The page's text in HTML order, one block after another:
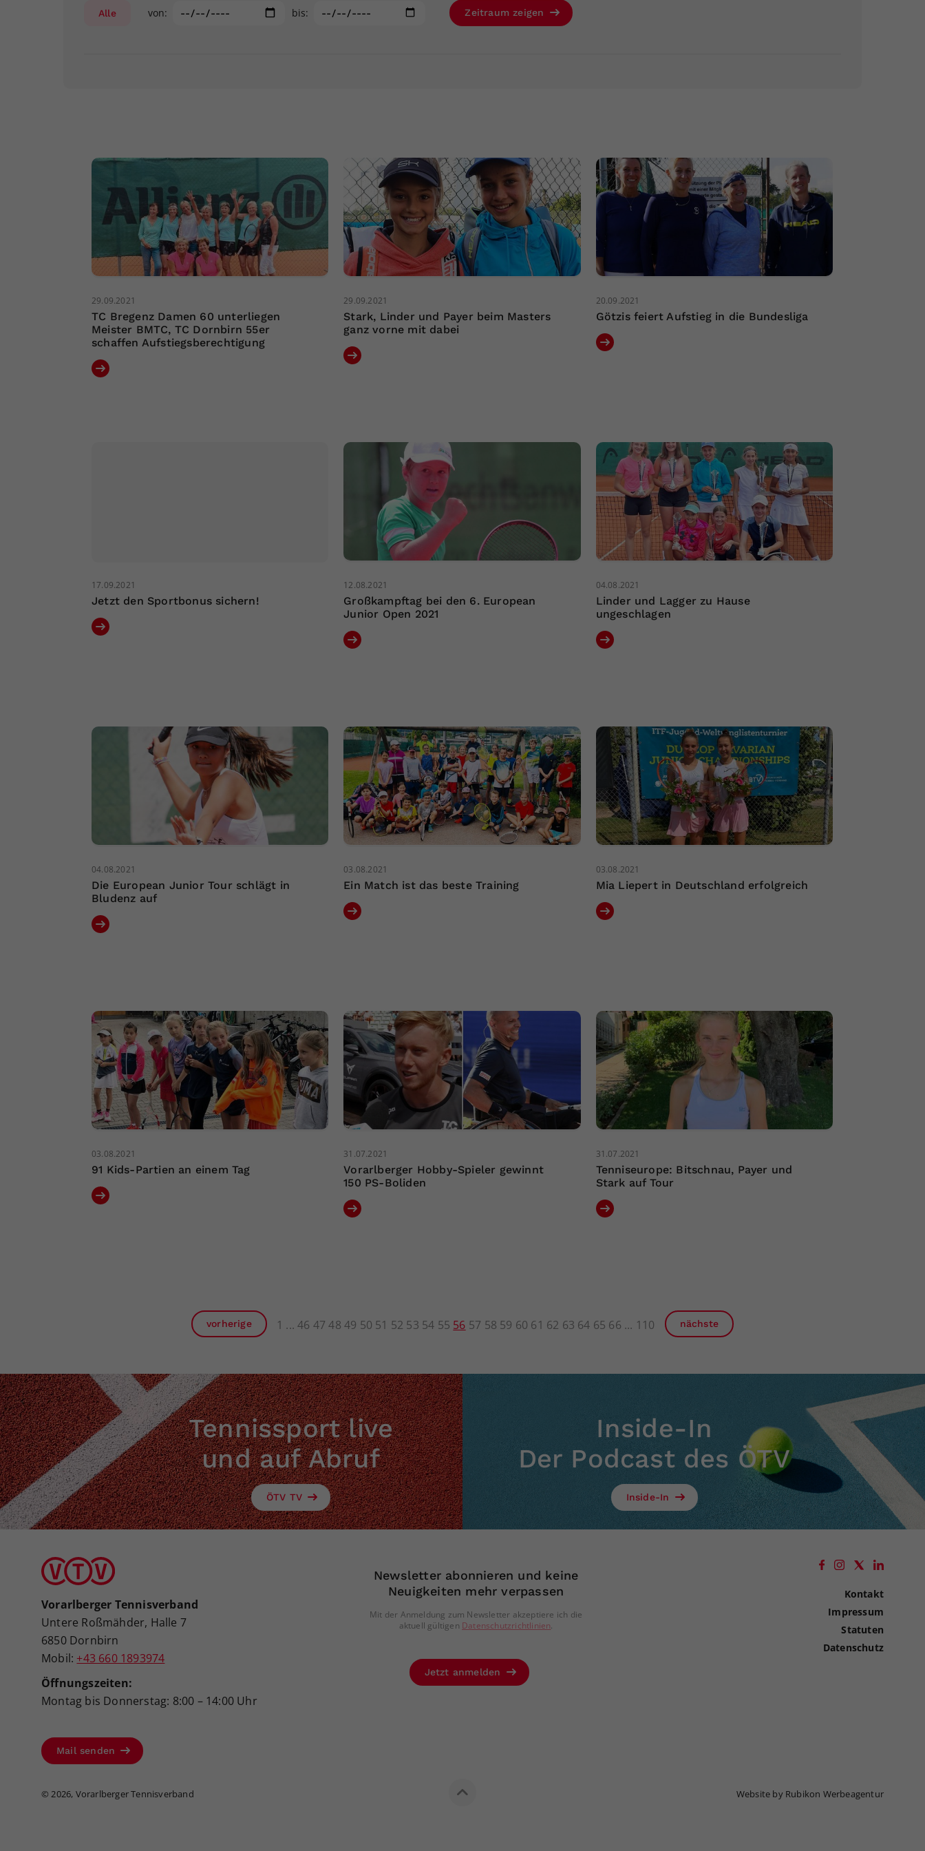
Alle von: bis: Zeitraum zeigen
29.09.2021
TC Bregenz Damen 60 unterliegen
Meister BMTC, TC Dornbirn 55er
schaffen Aufstiegsberechtigung
29.09.2021
Stark, Linder und Payer beim Masters
ganz vorne mit dabei
20.09.2021
Götzis feiert Aufstieg in die Bundesliga
17.09.2021
Jetzt den Sportbonus sichern!
12.08.2021
Großkampftag bei den 6. European
Junior Open 2021
04.08.2021
Linder und Lagger zu Hause
ungeschlagen
04.08.2021
Die European Junior Tour schlägt in
Bludenz auf
03.08.2021
Ein Match ist das beste Training
03.08.2021
Mia Liepert in Deutschland erfolgreich
03.08.2021
91 Kids-Partien an einem Tag
31.07.2021
Vorarlberger Hobby-Spieler gewinnt
150 PS-Boliden
31.07.2021
Tenniseurope: Bitschnau, Payer und
Stark auf Tour
vorherige 1 46 47 48 49 50 51 52 53 54 55 56 57 58 59 60 61 62 63 64 65 66 110 nächste
Tennissport live
und auf Abruf
ÖTV TV
Inside-In
Der Podcast des ÖTV
Inside-In
Vorarlberger Tennisverband
Untere Roßmähder, Halle 7
6850 Dornbirn
Mobil: +43 660 1893974
Öffnungszeiten:
Montag bis Donnerstag: 8:00 – 14:00 Uhr
Mail senden
Newsletter abonnieren und keine
Neuigkeiten mehr verpassen
Mit der Anmeldung zum Newsletter akzeptiere ich die
aktuell gültigen Datenschutzrichtlinien.
Jetzt anmelden
Kontakt
Impressum
Statuten
Datenschutz
©2026, Vorarlberger Tennisverband Website by Rubikon Werbeagentur
Ihrer vorgenommen Einstellungen, falls der